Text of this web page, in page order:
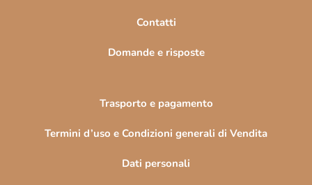
Contatti
Domande e risposte
Trasporto e pagamento
Termini d’uso e Condizioni generali di Vendita
Dati personali